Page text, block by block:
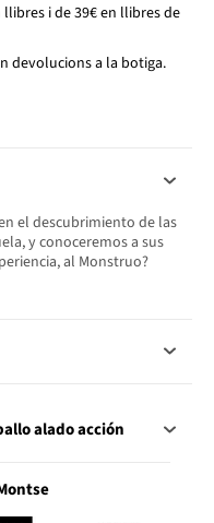
i de 39€ en llibres de
devolucions a la botiga.
el descubrimiento de las
y conoceremos a sus
al Monstruo?
alado acción